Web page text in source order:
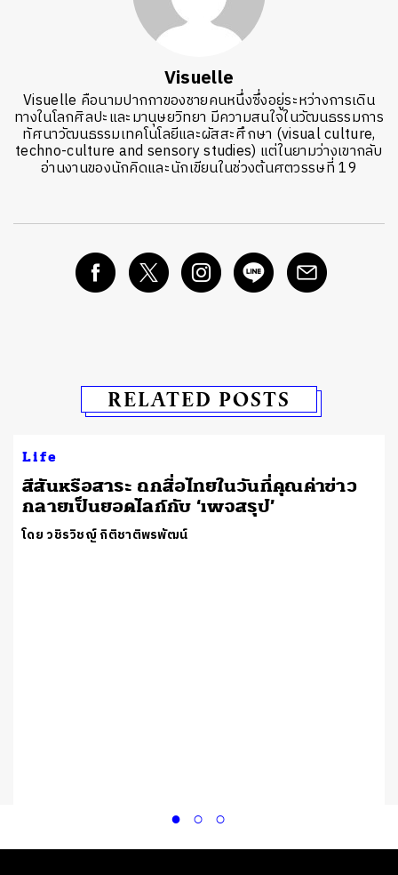
Visuelle
Visuelle คือนามปากกาของชายคนหนึ่งซึ่งอยู่ระหว่างการเดิน
ทางในโลกศิลปะและมานุษยวิทยา มีความสนใจในวัฒนธรรมการ
ทัศนาวัฒนธรรมเทคโนโลยีและผัสสะศึกษา (visual culture,
techno-culture and sensory studies) แต่ในยามว่างเขากลับ
อ่านงานของนักคิดและนักเขียนในช่วงต้นศตวรรษที่ 19
RELATED POSTS
Life
สีสันหรือสาระ ถกสื่อไทยในวันที่คุณค่าข่าว
กลายเป็นยอดไลก์กับ ‘เพจสรุป’
โดย วชิรวิชญ์ กิติชาติพรพัฒน์